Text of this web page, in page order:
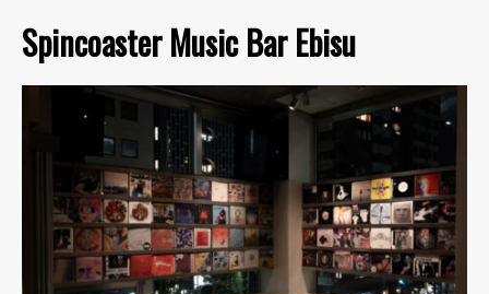
Spincoaster Music Bar Ebisu